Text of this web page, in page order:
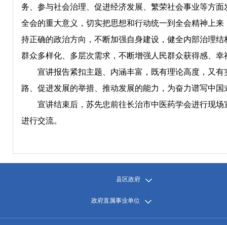
务、参与社会治理、促进经济发展、繁荣社会事业等方
全会的重大意义，切实把思想和行动统一到全会精神上
持正确的政治方向，不断加强自身建设，健全内部治理
群众多样化、多层次需求，不断增强人民群众获得感、幸
宣讲报告紧扣主题、内涵丰富，既有理论高度，又有
路、促进发展的举措、推动发展的能力，为奋力谱写中
宣讲结束后，苏先忠前往长治市中医药学会进行现场
进行交流。
县区政府
政府直属事业单位